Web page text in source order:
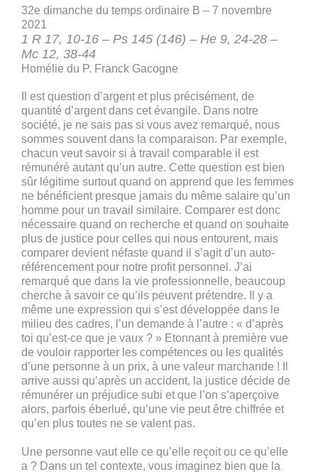
32e dimanche du temps ordinaire B – 7 novembre
2021
1 R 17, 10-16 – Ps 145 (146) – He 9, 24-28 –
Mc 12, 38-44
Homélie du P. Franck Gacogne
Il est question d’argent et plus précisément, de
quantité d’argent dans cet évangile. Dans notre
société, je ne sais pas si vous avez remarqué, nous
sommes souvent dans la comparaison. Par exemple,
chacun veut savoir si à travail comparable il est
rémunéré autant qu’un autre. Cette question est bien
sûr légitime surtout quand on apprend que les femmes
ne bénéficient presque jamais du même salaire qu’un
homme pour un travail similaire. Comparer est donc
nécessaire quand on recherche et quand on souhaite
plus de justice pour celles qui nous entourent, mais
comparer devient néfaste quand il s’agit d’un auto-
référencement pour notre profit personnel. J’ai
remarqué que dans la vie professionnelle, beaucoup
cherche à savoir ce qu’ils peuvent prétendre. Il y a
même une expression qui s’est développée dans le
milieu des cadres, l’un demande à l’autre : « d’après
toi qu’est-ce que je vaux ? » Etonnant à première vue
de vouloir rapporter les compétences ou les qualités
d’une personne à un prix, à une valeur marchande ! Il
arrive aussi qu’après un accident, la justice décide de
rémunérer un préjudice subi et que l’on s’aperçoive
alors, parfois éberlué, qu’une vie peut être chiffrée et
qu’en plus toutes ne se valent pas.
Une personne vaut elle ce qu’elle reçoit ou ce qu’elle
a ? Dans un tel contexte, vous imaginez bien que la